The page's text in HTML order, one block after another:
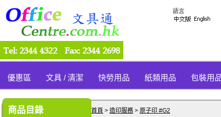
語言
優惠區 文具 / 清潔 快勞用品 紙類用品 包裝用
商品目錄 首頁 > 造印服務 > 原子印 #G2